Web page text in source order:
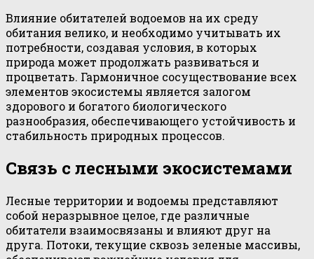
Влияние обитателей водоемов на их среду
обитания велико, и необходимо учитывать их
потребности, создавая условия, в которых
природа может продолжать развиваться и
процветать. Гармоничное сосуществование всех
элементов экосистемы является залогом
здорового и богатого биологического
разнообразия, обеспечивающего устойчивость и
стабильность природных процессов.
Связь с лесными экосистемами
Лесные территории и водоемы представляют
собой неразрывное целое, где различные
обитатели взаимосвязаны и влияют друг на
друга. Потоки, текущие сквозь зеленые массивы,